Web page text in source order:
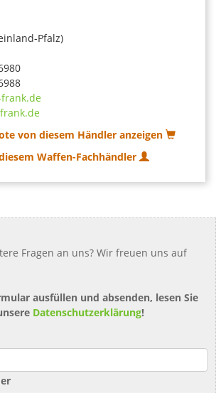
Pfalz)
von diesem Händler anzeigen
Waffen-Fachhändler
Fragen an uns? Wir freuen uns auf
ausfüllen und absenden, lesen Sie
Datenschutzerklärung!